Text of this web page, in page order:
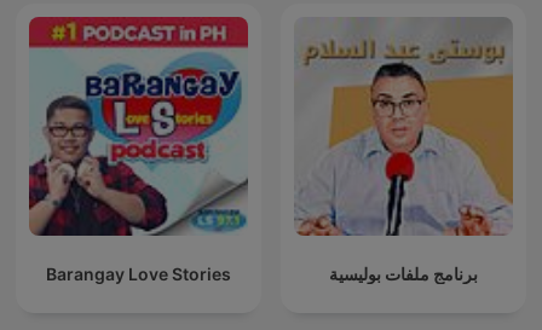
Barangay Love Stories برنامج ملفات بوليسية